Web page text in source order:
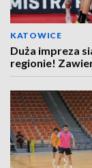
KATOWICE
Duża impreza
regionie!